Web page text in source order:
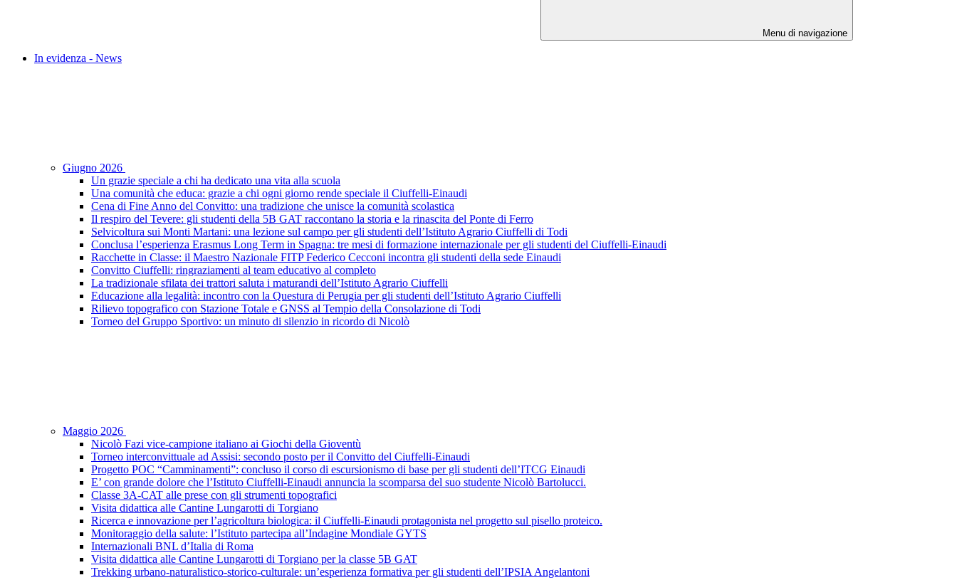
Menu di navigazione
In evidenza - News
Giugno 2026
Un grazie speciale a chi ha dedicato una vita alla scuola
Una comunità che educa: grazie a chi ogni giorno rende speciale il Ciuffelli-Einaudi
Cena di Fine Anno del Convitto: una tradizione che unisce la comunità scolastica
Il respiro del Tevere: gli studenti della 5B GAT raccontano la storia e la rinascita del Ponte di Ferro
Selvicoltura sui Monti Martani: una lezione sul campo per gli studenti dell’Istituto Agrario Ciuffelli di Todi
Conclusa l’esperienza Erasmus Long Term in Spagna: tre mesi di formazione internazionale per gli studenti del Ciuffelli-Einaudi
Racchette in Classe: il Maestro Nazionale FITP Federico Cecconi incontra gli studenti della sede Einaudi
Convitto Ciuffelli: ringraziamenti al team educativo al completo
La tradizionale sfilata dei trattori saluta i maturandi dell’Istituto Agrario Ciuffelli
Educazione alla legalità: incontro con la Questura di Perugia per gli studenti dell’Istituto Agrario Ciuffelli
Rilievo topografico con Stazione Totale e GNSS al Tempio della Consolazione di Todi
Torneo del Gruppo Sportivo: un minuto di silenzio in ricordo di Nicolò
Maggio 2026
Nicolò Fazi vice-campione italiano ai Giochi della Gioventù
Torneo interconvittuale ad Assisi: secondo posto per il Convitto del Ciuffelli-Einaudi
Progetto POC “Camminamenti”: concluso il corso di escursionismo di base per gli studenti dell’ITCG Einaudi
E’ con grande dolore che l’Istituto Ciuffelli-Einaudi annuncia la scomparsa del suo studente Nicolò Bartolucci.
Classe 3A-CAT alle prese con gli strumenti topografici
Visita didattica alle Cantine Lungarotti di Torgiano
Ricerca e innovazione per l’agricoltura biologica: il Ciuffelli-Einaudi protagonista nel progetto sul pisello proteico.
Monitoraggio della salute: l’Istituto partecipa all’Indagine Mondiale GYTS
Internazionali BNL d’Italia di Roma
Visita didattica alle Cantine Lungarotti di Torgiano per la classe 5B GAT
Trekking urbano-naturalistico-storico-culturale: un’esperienza formativa per gli studenti dell’IPSIA Angelantoni